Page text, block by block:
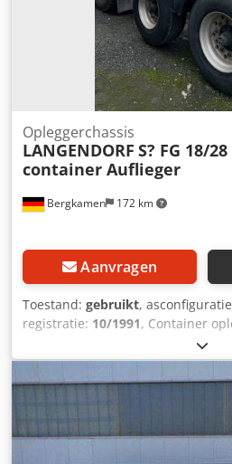
Bergkamen 172 km
Opleggerchassis
LANGENDORF S? FG 18/28
container Auflieger
Aanvragen
Toestand: gebruikt,
registratie: 10/1991, Container
SA, FG 18 - 28, in zeer goede
Csdpfx Akoxpz U Ej Hjha